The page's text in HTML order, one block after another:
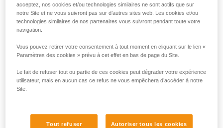
acceptez, nos cookies et/ou technologies similaires ne sont actifs que sur
notre Site et ne vous suivront pas sur d’autres sites web. Les cookies et/ou
technologies similaires de nos partenaires vous suivront pendant toute votre
navigation.
Vous pouvez retirer votre consentement à tout moment en cliquant sur le lien «
Paramètres des cookies » prévu à cet effet en bas de page du Site.
Le fait de refuser tout ou partie de ces cookies peut dégrader votre expérience
utilisateur, mais en aucun cas ce refus ne vous empêchera d’accéder à notre
Site.
Tout refuser Autoriser tous les cookies